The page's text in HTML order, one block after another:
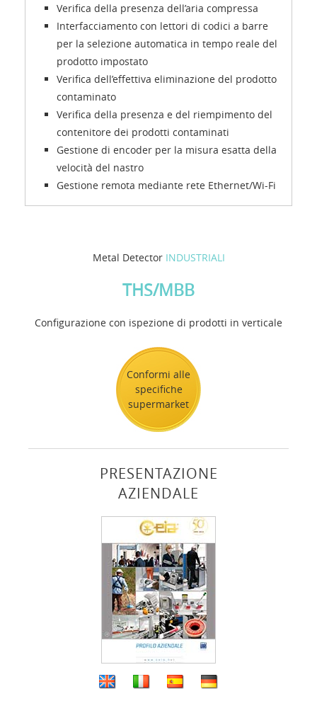
Metal Detector INDUSTRIALI
THS/MBB
Configurazione con ispezione di prodotti in verticale
Conformi alle
specifiche
supermarket
PRESENTAZIONE
AZIENDALE
Verifica della presenza dell’aria compressa
Interfacciamento con lettori di codici a barre
per la selezione automatica in tempo reale del
prodotto impostato
Verifica dell’effettiva eliminazione del prodotto
contaminato
Verifica della presenza e del riempimento del
contenitore dei prodotti contaminati
Gestione di encoder per la misura esatta della
velocità del nastro
Gestione remota mediante rete Ethernet/Wi-Fi